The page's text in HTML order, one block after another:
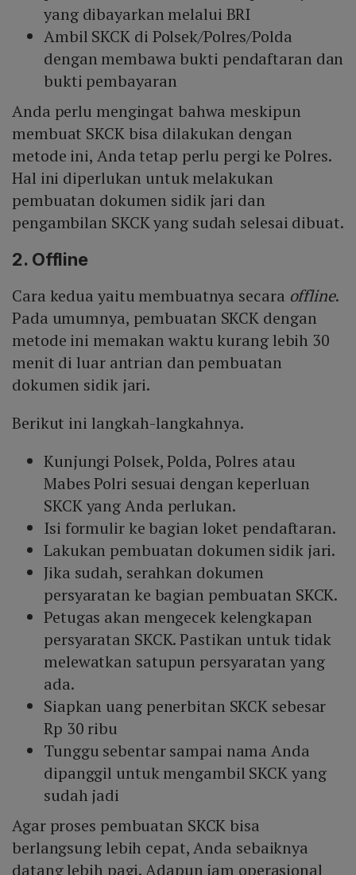
yang dibayarkan melalui BRI
Ambil SKCK di Polsek/Polres/Polda
dengan membawa bukti pendaftaran dan
bukti pembayaran
Anda perlu mengingat bahwa meskipun
membuat SKCK bisa dilakukan dengan
metode ini, Anda tetap perlu pergi ke Polres.
Hal ini diperlukan untuk melakukan
pembuatan dokumen sidik jari dan
pengambilan SKCK yang sudah selesai dibuat.
2. Offline
Cara kedua yaitu membuatnya secara offline.
Pada umumnya, pembuatan SKCK dengan
metode ini memakan waktu kurang lebih 30
menit di luar antrian dan pembuatan
dokumen sidik jari.
Berikut ini langkah-langkahnya.
Kunjungi Polsek, Polda, Polres atau
Mabes Polri sesuai dengan keperluan
SKCK yang Anda perlukan.
Isi formulir ke bagian loket pendaftaran.
Lakukan pembuatan dokumen sidik jari.
Jika sudah, serahkan dokumen
persyaratan ke bagian pembuatan SKCK.
Petugas akan mengecek kelengkapan
persyaratan SKCK. Pastikan untuk tidak
melewatkan satupun persyaratan yang
ada.
Siapkan uang penerbitan SKCK sebesar
Rp 30 ribu
Tunggu sebentar sampai nama Anda
dipanggil untuk mengambil SKCK yang
sudah jadi
Agar proses pembuatan SKCK bisa
berlangsung lebih cepat, Anda sebaiknya
datang lebih pagi. Adapun jam operasional